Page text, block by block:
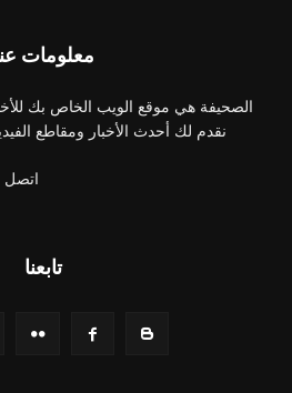
معلومات
الصحيفة هي موقع الويب الخاص بك
نقدم لك أحدث الأخبار ومقاطع
اتصل
تابعنا